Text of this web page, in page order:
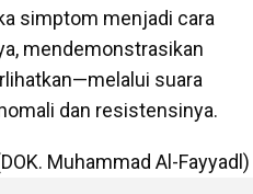
simptom menjadi cara
mendemonstrasikan
suara
dan resistensinya.